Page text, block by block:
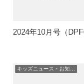
2024年10月号（
キッズニュース・お知らせ